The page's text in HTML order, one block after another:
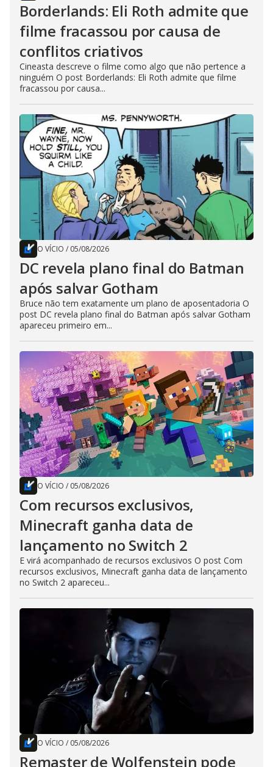
Borderlands: Eli Roth admite que
filme fracassou por causa de
conflitos criativos
Cineasta descreve o filme como algo que não pertence a
ninguém O post Borderlands: Eli Roth admite que filme
fracassou por causa...
O VÍCIO / 05/08/2026
DC revela plano final do Batman
após salvar Gotham
Bruce não tem exatamente um plano de aposentadoria O
post DC revela plano final do Batman após salvar Gotham
apareceu primeiro em...
O VÍCIO / 05/08/2026
Com recursos exclusivos,
Minecraft ganha data de
lançamento no Switch 2
E virá acompanhado de recursos exclusivos O post Com
recursos exclusivos, Minecraft ganha data de lançamento
no Switch 2 apareceu...
O VÍCIO / 05/08/2026
Remaster de Wolfenstein pode